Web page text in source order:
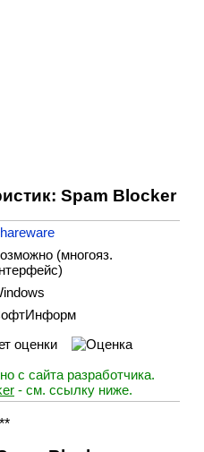
Spam Blocker
(многояз.
оценки
с сайта разработчика.
- см. ссылку ниже.